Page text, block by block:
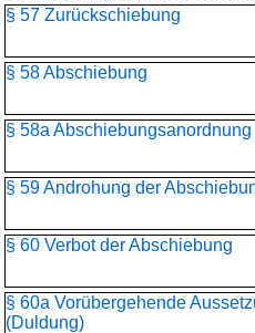
§ 57 Zurückschiebung
§ 58 Abschiebung
§ 58a Abschiebungsanordnung
§ 59 Androhung der
§ 60 Verbot der Abschiebung
§ 60a Vorübergehende
(Duldung)